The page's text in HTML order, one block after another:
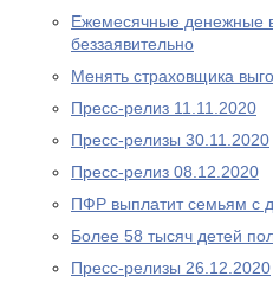
Ежемесячные денежные
беззаявительно
Менять страховщика
Пресс-релиз 11.11.2020
Пресс-релизы 30.11.2020
Пресс-релиз 08.12.2020
ПФР выплатит семьям с
Более 58 тысяч детей
Пресс-релизы 26.12.2020